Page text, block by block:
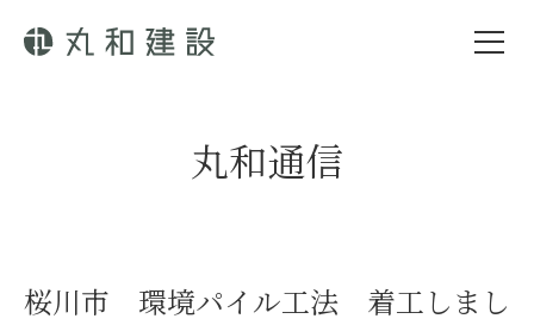
丸和通信
桜川市 環境パイル工法 着工しまし